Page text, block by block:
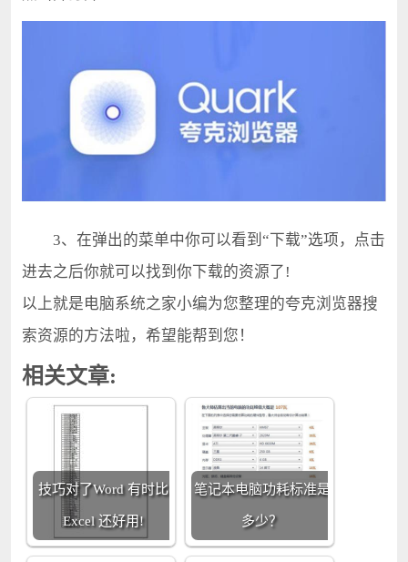
3、在弹出的菜单中你可以看到“下载”选项，点击
进去之后你就可以找到你下载的资源了!
以上就是电脑系统之家小编为您整理的夸克浏览器搜
索资源的方法啦，希望能帮到您！
相关文章:
技巧对了Word 有时比
Excel 还好用!
笔记本电脑功耗标准是
多少？